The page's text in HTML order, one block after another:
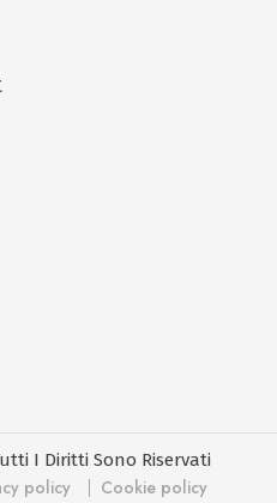
I Diritti Sono Riservati
policy Cookie policy